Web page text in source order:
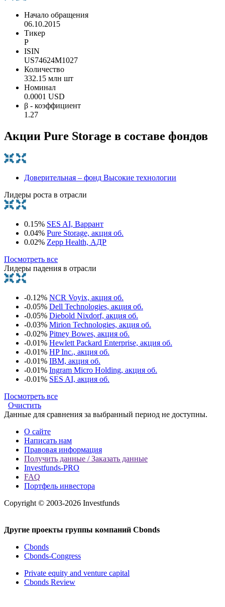
Начало обращения
06.10.2015
Тикер
P
ISIN
US74624M1027
Количество
332.15 млн шт
Номинал
0.0001 USD
β - коэффициент
1.27
Акции Pure Storage в составе фондов
Доверительная – фонд Высокие технологии
Лидеры роста в отрасли
0.15% SES AI, Варрант
0.04% Pure Storage, акция об.
0.02% Zepp Health, АДР
Посмотреть все
Лидеры падения в отрасли
-0.12% NCR Voyix, акция об.
-0.05% Dell Technologies, акция об.
-0.05% Diebold Nixdorf, акция об.
-0.03% Mirion Technologies, акция об.
-0.02% Pitney Bowes, акция об.
-0.01% Hewlett Packard Enterprise, акция об.
-0.01% HP Inc., акция об.
-0.01% IBM, акция об.
-0.01% Ingram Micro Holding, акция об.
-0.01% SES AI, акция об.
Посмотреть все
Очистить
Данные для сравнения за выбранный период не доступны.
О сайте
Написать нам
Правовая информация
Получить данные / Заказать данные
Investfunds-PRO
FAQ
Портфель инвестора
Copyright © 2003-2026 Investfunds
Другие проекты группы компаний Cbonds
Cbonds
Cbonds-Congress
Private equity and venture capital
Cbonds Review